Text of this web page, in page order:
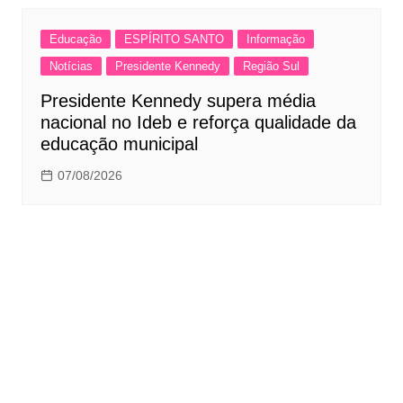
Educação ESPÍRITO SANTO
Informação
Notícias
Presidente Kennedy Região Sul
Presidente Kennedy supera média
nacional no Ideb e reforça qualidade da
educação municipal
07/08/2026